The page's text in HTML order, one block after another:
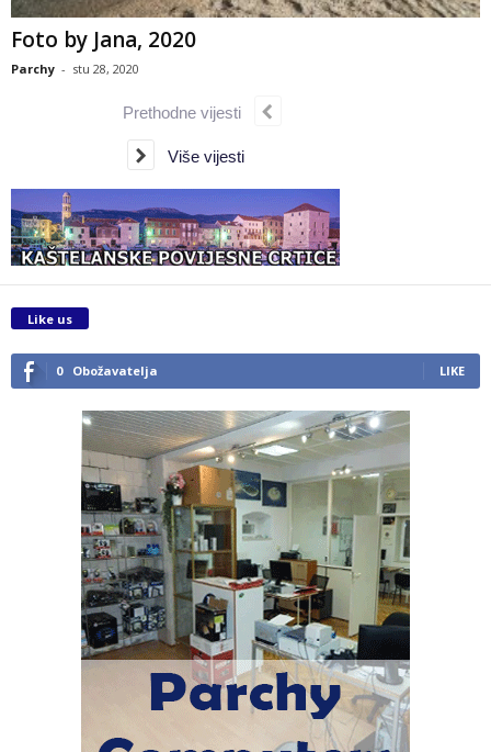
Foto by Jana, 2020
Parchy - stu 28, 2020
Prethodne vijesti
Više vijesti
Like us
0 Obožavatelja LIKE